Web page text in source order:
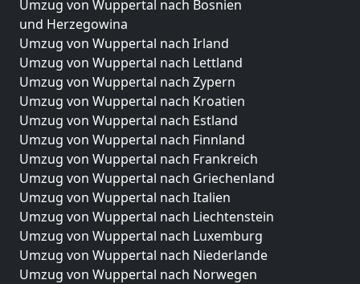
Umzug von Wuppertal nach Bosnien
und Herzegowina
Umzug von Wuppertal nach Irland
Umzug von Wuppertal nach Lettland
Umzug von Wuppertal nach Zypern
Umzug von Wuppertal nach Kroatien
Umzug von Wuppertal nach Estland
Umzug von Wuppertal nach Finnland
Umzug von Wuppertal nach Frankreich
Umzug von Wuppertal nach Griechenland
Umzug von Wuppertal nach Italien
Umzug von Wuppertal nach Liechtenstein
Umzug von Wuppertal nach Luxemburg
Umzug von Wuppertal nach Niederlande
Umzug von Wuppertal nach Norwegen